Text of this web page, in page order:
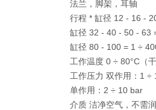
法兰，脚架，耳轴
行程 * 缸径 12 - 16 -
缸径 32 - 40 - 50 - 63
缸径 80 - 100 = 1 ÷
工作温度 0 ÷ 80°C（
工作压力 双作用：1 ÷
单作用：2 ÷ 10 bar
介质 洁净空气，不需